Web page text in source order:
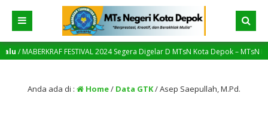
/ MABERKRAF FESTIVAL 2024 Segera Digelar D MTsN Kota Depok –
Yang Lebih Tinggi
Anda ada di : Home/ Data GTK/Asep Saepullah, M.Pd.